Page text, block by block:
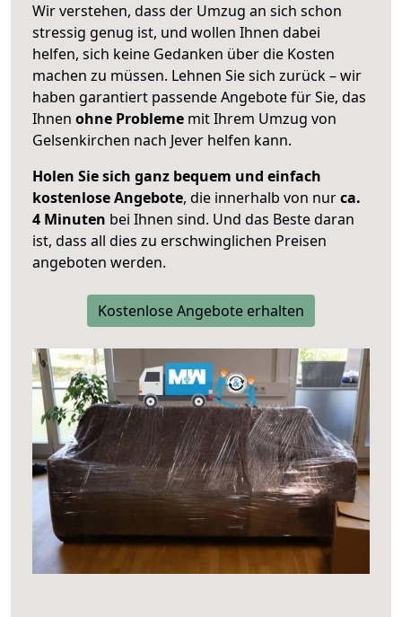
Wir verstehen, dass der Umzug an sich schon
stressig genug ist, und wollen Ihnen dabei
helfen, sich keine Gedanken über die Kosten
machen zu müssen. Lehnen Sie sich zurück – wir
haben garantiert passende Angebote für Sie, das
Ihnen ohne Probleme mit Ihrem Umzug von
Gelsenkirchen nach Jever helfen kann.
Holen Sie sich ganz bequem und einfach
kostenlose Angebote, die innerhalb von nurca.
4 Minuten bei Ihnen sind. Und das Beste daran
ist, dass all dies zu erschwinglichen Preisen
angeboten werden.
Kostenlose Angebote erhalten